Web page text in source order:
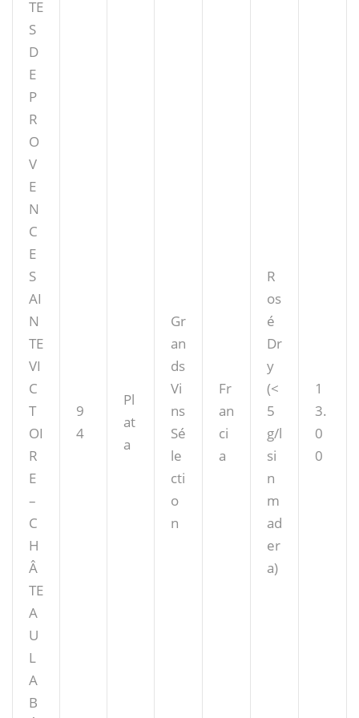
TE
S
D
E
P
R
O
V
E
N
C
E
S
AI
N
TE
VI
C
T
OI
R
E
–
C
H
Â
TE
A
U
L
A
B
9
4
Pl
at
a
Gr
an
ds
Vi
ns
Sé
le
cti
o
n
Fr
an
ci
a
R
os
é
Dr
y
(<
5
g/l
si
n
m
ad
er
a)
1
3.
0
0